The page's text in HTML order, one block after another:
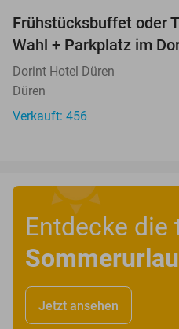
Frühstücksbuffet oder
Wahl + Parkplatz im
Dorint Hotel Düren
Düren
Verkauft: 456
Entdecke die
Jetzt ansehen